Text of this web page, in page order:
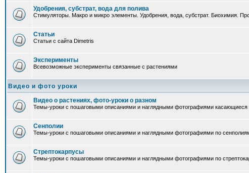
Удобрения, субстрат, вода для полива
Стимуляторы. Макро и микро элементы. Удобрения, вода, субстрат. Биохимия.
Статьи
Статьи с сайта Dimetris
Эксперименты
Всевозможные эксперименты связанные с растениями
Видео и фото уроки
Видео о растениях, фото-уроки о разном
Темы-уроки с пошаговыми описаниями и наглядными фотографиями касающиеся
Сенполии
Темы-уроки с пошаговыми описаниями и наглядными фотографиями по
Стрептокарпусы
Темы-уроки с пошаговыми описаниями и наглядными фотографиями по